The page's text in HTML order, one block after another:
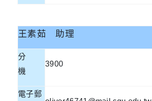
王素茹 助理
分
機
3900
電子郵